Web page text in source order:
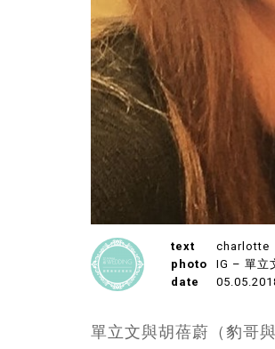
text
charlotte
photo
IG – 單立
date
單立文與胡蓓蔚（豹哥